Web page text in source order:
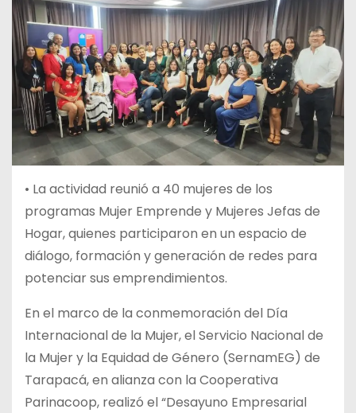
• La actividad reunió a 40 mujeres de los
programas Mujer Emprende y Mujeres Jefas de
Hogar, quienes participaron en un espacio de
diálogo, formación y generación de redes para
potenciar sus emprendimientos.
En el marco de la conmemoración del Día
Internacional de la Mujer, el Servicio Nacional de
la Mujer y la Equidad de Género (SernamEG) de
Tarapacá, en alianza con la Cooperativa
Parinacoop, realizó el “Desayuno Empresarial